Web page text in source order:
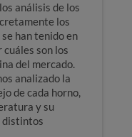
análisis de los
los
han tenido en
son los
del mercado.
analizado la
de cada horno,
y su
distintos